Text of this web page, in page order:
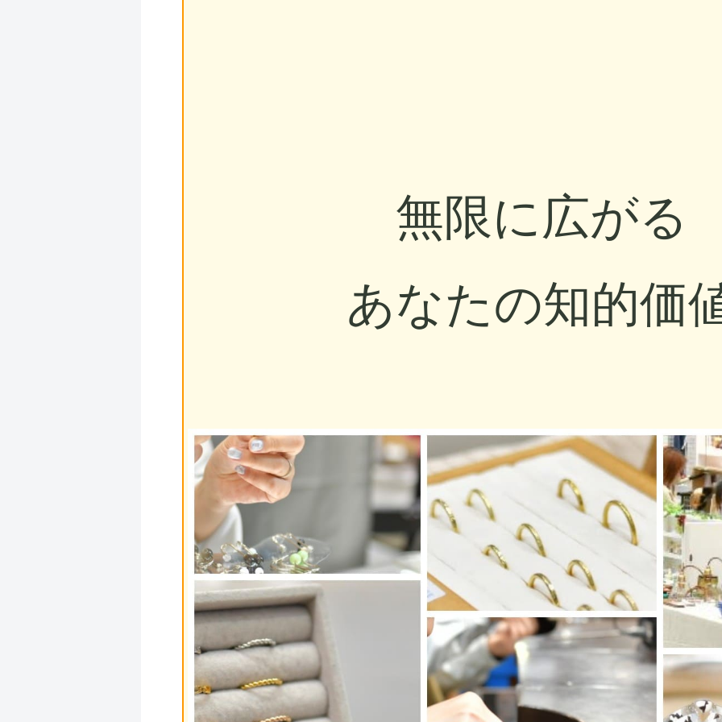
無限に広がる
あなたの知的価